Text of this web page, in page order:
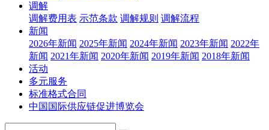
调解
调解费用表 示范条款 调解规则 调解流程
新闻
2026年新闻 2025年新闻 2024年新闻 2023年新闻 2022年
新闻 2021年新闻 2020年新闻 2019年新闻 2018年新闻
活动
多元服务
标准格式合同
中国国际供应链促进博览会